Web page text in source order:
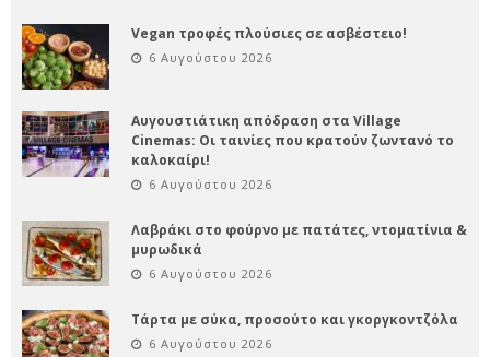
Vegan τροφές πλούσιες σε ασβέστειο!
6 Αυγούστου 2026
Αυγουστιάτικη απόδραση στα Village
Cinemas: Οι ταινίες που κρατούν ζωντανό το
καλοκαίρι!
6 Αυγούστου 2026
Λαβράκι στο φούρνο με πατάτες, ντοματίνια &
μυρωδικά
6 Αυγούστου 2026
Τάρτα με σύκα, προσούτο και γκοργκοντζόλα
6 Αυγούστου 2026